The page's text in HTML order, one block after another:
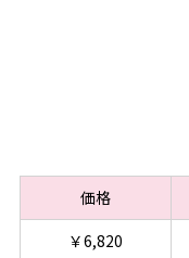
価格
￥6,820